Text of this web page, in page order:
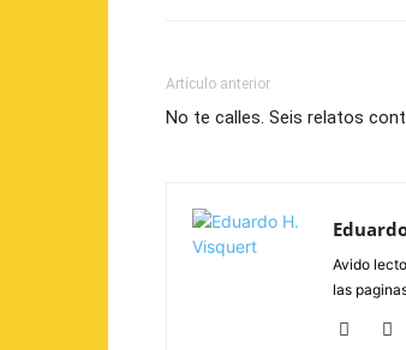
Artículo anterior
No te calles. Seis relatos
Avido
las